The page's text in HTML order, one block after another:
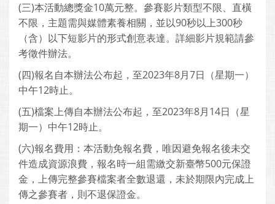
(三)本活動總獎金10萬元整。參賽影片類型不限、直橫
不限，主題需與媒體素養相關，並以90秒以上300秒
（含）以下短影片的形式創意表達。詳細影片規範請參
考徵件辦法。
(四)報名自本辦法公布起，至2023年8月7日（星期一）
中午12時止。
(五)檔案上傳自本辦法公布起，至2023年8月14日（星
期一）中午12時止。
(六)報名費用：本活動免報名費，唯因避免報名後未交
件造成資源浪費，報名時一組需繳交新臺幣500元保證
金，上傳完整參賽檔案者全數退還，未於期限內完成上
傳之參賽者，則不退保證金。